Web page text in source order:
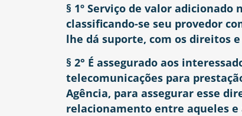
§ 1º Serviço de valor
classificando-se seu provedor
lhe dá suporte, com os direitos
§ 2° É assegurado aos
telecomunicações para
Agência, para assegurar esse
relacionamento entre aqueles e